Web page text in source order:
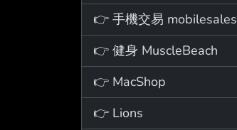
👉 手機交易 mobilesales
👉 健身 MuscleBeach
👉 MacShop
👉 Lions